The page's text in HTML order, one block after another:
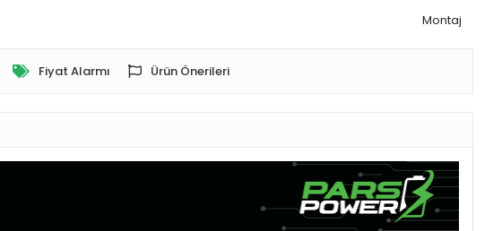
Montaj
Fiyat Alarmı Ürün Önerileri